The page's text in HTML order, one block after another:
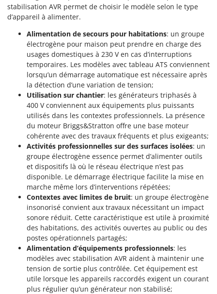
V
Verdemax
Vesco
Volpi
Waldner
Weber
WIDU
Wiper EcoRobot
Wolf Garten
Wortex
Worx
Yard Force
Zanon
Zephir
ZGrills
Zodiac
Zomax
stabilisation AVR permet de choisir le modèle selon le type
d’appareil à alimenter.
Alimentation de secours pour habitations: un groupe
électrogène pour maison peut prendre en charge des
usages domestiques à 230 V en cas d’interruptions
temporaires. Les modèles avec tableau ATS conviennent
lorsqu’un démarrage automatique est nécessaire après
la détection d’une variation de tension;
Utilisation sur chantier: les générateurs triphasés à
400 V conviennent aux équipements plus puissants
utilisés dans les contextes professionnels. La présence
du moteur Briggs&Stratton offre une base moteur
cohérente avec des travaux fréquents et plus exigeants;
Activités professionnelles sur des surfaces isolées: un
groupe électrogène essence permet d’alimenter outils
et dispositifs là où le réseau électrique n’est pas
disponible. Le démarrage électrique facilite la mise en
marche même lors d’interventions répétées;
Contextes avec limites de bruit: un groupe électrogène
insonorisé convient aux travaux nécessitant un impact
sonore réduit. Cette caractéristique est utile à proximité
des habitations, des activités ouvertes au public ou des
postes opérationnels partagés;
Alimentation d’équipements professionnels: les
modèles avec stabilisation AVR aident à maintenir une
tension de sortie plus contrôlée. Cet équipement est
utile lorsque les appareils raccordés exigent un courant
plus régulier qu’un générateur non stabilisé;